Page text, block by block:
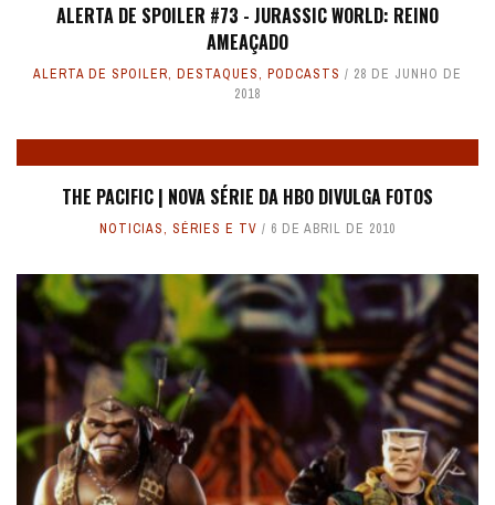
ALERTA DE SPOILER #73 - JURASSIC WORLD: REINO
AMEAÇADO
ALERTA DE SPOILER, DESTAQUES, PODCASTS
28 DE JUNHO DE
2018
THE PACIFIC | NOVA SÉRIE DA HBO DIVULGA FOTOS
NOTICIAS, SÉRIES E TV 6 DE ABRIL DE 2010